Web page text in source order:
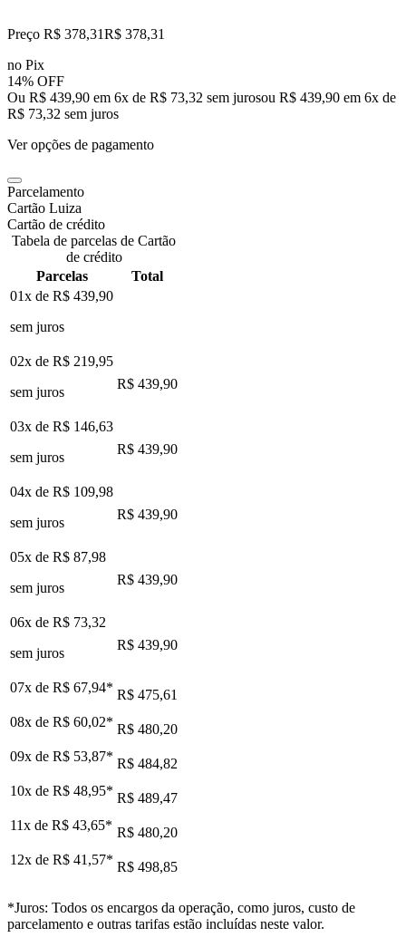
Preço R$ 378,31R$ 378,31
no Pix
14% OFF
Ou R$ 439,90 em 6x de R$ 73,32 sem jurosou R$ 439,90 em 6x de
R$ 73,32 sem juros
Ver opções de pagamento
Parcelamento
Cartão Luiza
Cartão de crédito
Tabela de parcelas de Cartão
de crédito
Parcelas
Total
01x de R$ 439,90
sem juros
02x de R$ 219,95
sem juros
R$ 439,90
03x de R$ 146,63
sem juros
R$ 439,90
04x de R$ 109,98
sem juros
R$ 439,90
05x de R$ 87,98
sem juros
R$ 439,90
06x de R$ 73,32
sem juros
R$ 439,90
07x de R$ 67,94* R$ 475,61
08x de R$ 60,02* R$ 480,20
09x de R$ 53,87* R$ 484,82
10x de R$ 48,95* R$ 489,47
11x de R$ 43,65* R$ 480,20
12x de R$ 41,57* R$ 498,85
*Juros: Todos os encargos da operação, como juros, custo de
parcelamento e outras tarifas estão incluídas neste valor.